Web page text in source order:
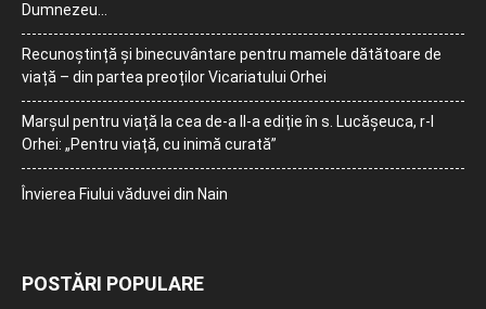
Dumnezeu…
Recunoștință și binecuvântare pentru mamele dătătoare de
viață – din partea preoților Vicariatului Orhei
Marșul pentru viață la cea de-a II-a ediție în s. Lucășeuca, r-l
Orhei: „Pentru viață, cu inimă curată”
Învierea Fiului văduvei din Nain
POSTĂRI POPULARE